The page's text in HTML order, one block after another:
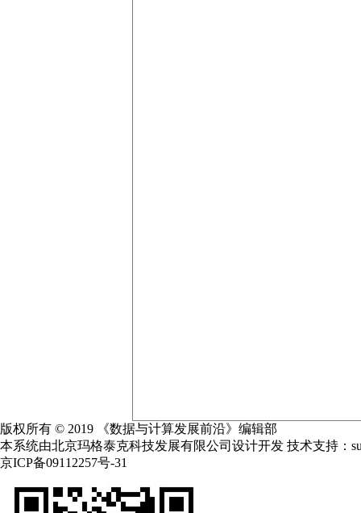
版权所有 © 2019 《数据与计算发展前沿》编辑部
本系统由北京玛格泰克科技发展有限公司设计开发 技术支持：
京ICP备09112257号-31